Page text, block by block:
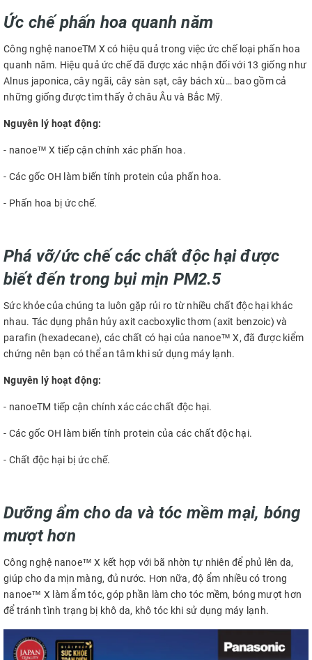
Ức chế phấn hoa quanh năm
Công nghệ nanoeTM X có hiệu quả trong việc ức chế loại phấn hoa
quanh năm. Hiệu quả ức chế đã được xác nhận đối với 13 giống như
Alnus japonica, cây ngãi, cây sàn sạt, cây bách xù… bao gồm cả
những giống được tìm thấy ở châu Âu và Bắc Mỹ.
Nguyên lý hoạt động:
- nanoe™ X tiếp cận chính xác phấn hoa.
- Các gốc OH làm biến tính protein của phấn hoa​.
- Phấn hoa bị ức chế.
Phá vỡ/ức chế các chất độc hại được
biết đến trong bụi mịn PM2.5
Sức khỏe của chúng ta luôn gặp rủi ro từ nhiều chất độc hại khác
nhau. Tác dụng phân hủy axit cacboxylic thơm (axit benzoic) và
parafin (hexadecane), các chất có hại của nanoe™ X, đã được kiểm
chứng nên bạn có thể an tâm khi sử dụng máy lạnh.
Nguyên lý hoạt động:
- nanoeTM tiếp cận chính xác các chất độc hại.
- Các gốc OH làm biến tính protein của các chất độc hại.
- Chất độc hại bị ức chế.
Dưỡng ẩm cho da và tóc mềm mại, bóng
mượt hơn
Công nghệ nanoe™ X kết hợp với bã nhờn tự nhiên để phủ lên da,
giúp cho da mịn màng, đủ nước. Hơn nữa, độ ẩm nhiều có trong
nanoe™ X làm ẩm tóc, góp phần làm cho tóc mềm, bóng mượt hơn
để tránh tình trạng bị khô da, khô tóc khi sử dụng máy lạnh.